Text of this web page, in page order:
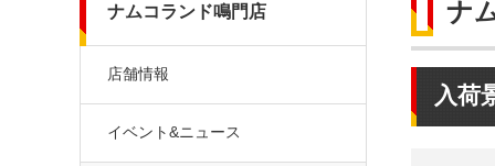
ナ
入荷
ナムコランド鳴門店
店舗情報
イベント&ニュース